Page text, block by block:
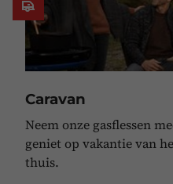
Caravan
Neem onze gasflessen
geniet op vakantie van
thuis.